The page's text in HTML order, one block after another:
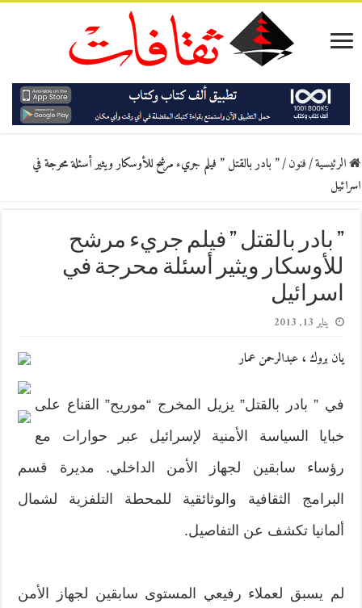
الرئيسية/فنون/” بادر بالقتل ” فيلم جريء مرشح للأوسكار ويثير أسئلة محرجة في
اسرائيل
” بادر بالقتل ” فيلم جريء مرشح
للأوسكار ويثير أسئلة محرجة في
اسرائيل
يناير 13, 2013
يان بروك ، عبدالرحمن عمار
في ” بادر بالقتل” يزيل المخرج “موريح” القناع على
خبايا السياسة الأمنية لإسرائيل عبر حوارات مع
رؤساء سابقين لجهاز الأمن الداخلي. مديرة قسم
البرامج الثقافية والوثائقية للمحطة التلفزية لشمال
ألمانيا تكشف عن التفاصيل.
لم يسبق لعملاء رفيعي المستوى سابقين لجهاز الأمن